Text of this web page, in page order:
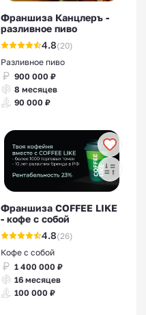
Франшиза Канцлеръ -
разливное пиво
4.8(20)
Разливное пиво
900 000 ₽
8 месяцев
90 000 ₽
Франшиза COFFEE LIKE
- кофе с собой
4.8(26)
Кофе с собой
1 400 000 ₽
16 месяцев
100 000 ₽